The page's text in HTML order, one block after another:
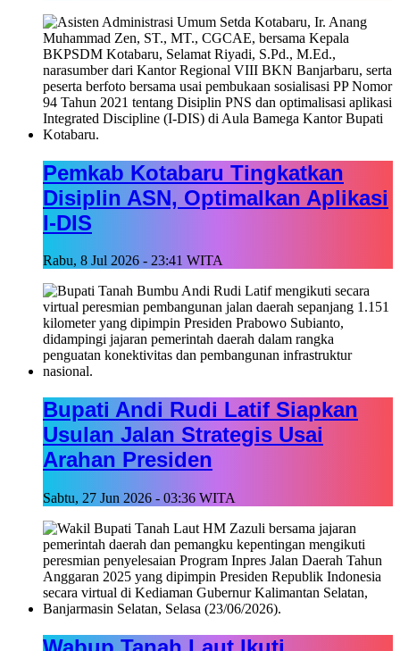
Pemkab Kotabaru Tingkatkan
Disiplin ASN, Optimalkan Aplikasi
I-DIS
Rabu, 8 Jul 2026 - 23:41 WITA
Bupati Andi Rudi Latif Siapkan
Usulan Jalan Strategis Usai
Arahan Presiden
Sabtu, 27 Jun 2026 - 03:36 WITA